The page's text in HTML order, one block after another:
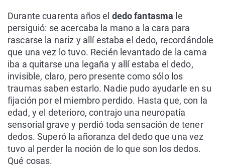
Durante cuarenta años el dedo fantasma le
persiguió: se acercaba la mano a la cara para
rascarse la nariz y allí estaba el dedo, recordándole
que una vez lo tuvo. Recién levantado de la cama
iba a quitarse una legaña y allí estaba el dedo,
invisible, claro, pero presente como sólo los
traumas saben estarlo. Nadie pudo ayudarle en su
fijación por el miembro perdido. Hasta que, con la
edad, y el deterioro, contrajo una neuropatía
sensorial grave y perdió toda sensación de tener
dedos. Superó la añoranza del dedo que una vez
tuvo al perder la noción de lo que son los dedos.
Qué cosas.